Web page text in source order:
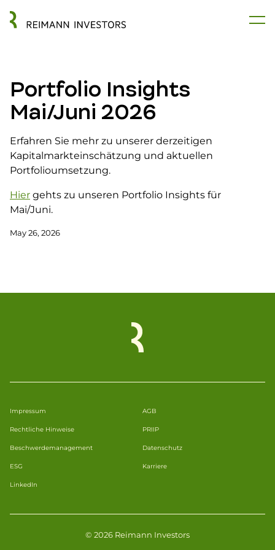
Portfolio Insights
Mai/Juni 2026
Erfahren Sie mehr zu unserer derzeitigen
Kapitalmarkteinschätzung und aktuellen
Portfolioumsetzung.
Hier gehts zu unseren Portfolio Insights für
Mai/Juni.
May 26, 2026
Impressum AGB
Rechtliche Hinweise PRIIP
Beschwerdemanagement Datenschutz
ESG Karriere
LinkedIn
© 2026 Reimann Investors